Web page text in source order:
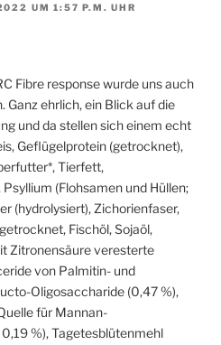
UM 1:57 P.M. UHR
Fibre response wurde uns auch
Ganz ehrlich, ein Blick auf die
und da stellen sich einem echt
Geflügelprotein (getrocknet),
Tierfett,
(Flohsamen und Hüllen;
(hydrolysiert), Zichorienfaser,
Fischöl, Sojaöl,
Zitronensäure veresterte
von Palmitin- und
Oligosaccharide (0,47 %),
für Mannan-
%), Tagetesblütenmehl